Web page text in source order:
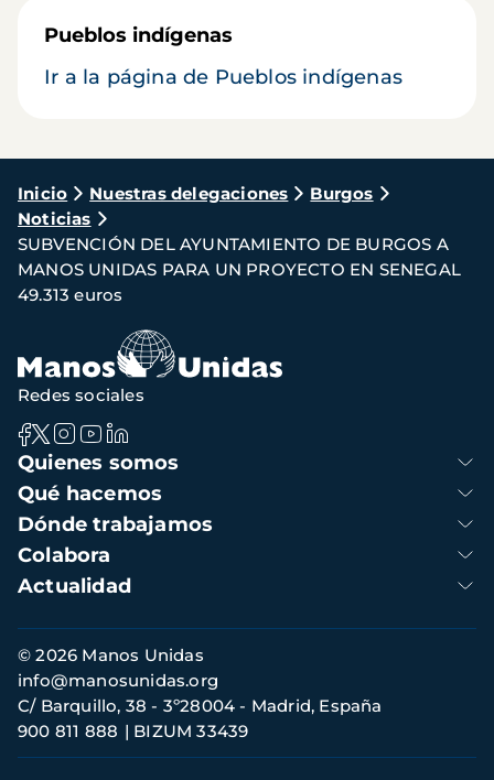
Pueblos indígenas
Ir a la página de Pueblos indígenas
Ruta
de
navegación
Inicio Nuestras delegaciones
Burgos
Noticias
SUBVENCIÓN DEL AYUNTAMIENTO DE BURGOS A
MANOS UNIDAS PARA UN PROYECTO EN SENEGAL
49.313 euros
Navegación
principal
Quienes somos
Qué hacemos
Dónde trabajamos
Colabora
Actualidad
Redes sociales
Información
de
contacto
© 2026 Manos Unidas
C/ Barquillo, 38 - 3º28004 - Madrid, España
900 811 888
BIZUM 33439
info@manosunidas.org